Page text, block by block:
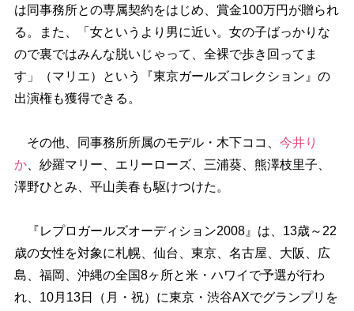
は同事務所との専属契約をはじめ、賞金100万円が贈られ
る。また、「女というより男に近い。女の子ばっかりな
ので裏ではみんな脱いじゃって、全裸で歩き回ってま
す」（マリエ）という『東京ガールズコレクション』の
出演権も獲得できる。
その他、同事務所所属のモデル・木下ココ、 今井り
か、紗羅マリー、エリーローズ、三浦葵、熊澤枝里子、
澤野ひとみ、平山美春も駆けつけた。
『レプロガールズオーディション2008』は、13歳～22
歳の女性を対象に札幌、仙台、東京、名古屋、大阪、広
島、福岡、沖縄の全国8ヶ所と米・ハワイで予選が行わ
れ、10月13日（月・祝）に東京・渋谷AXでグランプリを